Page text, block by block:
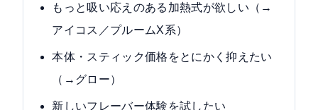
もっと吸い応えのある加熱式が欲しい（→
アイコス／プルームX系）
本体・スティック価格をとにかく抑えたい
（→グロー）
新しいフレーバー体験を試したい